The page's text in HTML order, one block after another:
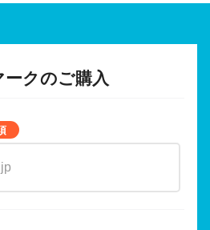
ークのご購入